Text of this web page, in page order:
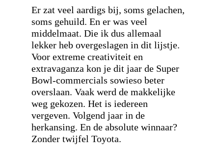
Er zat veel aardigs bij, soms gelachen,
soms gehuild. En er was veel
middelmaat. Die ik dus allemaal
lekker heb overgeslagen in dit lijstje.
Voor extreme creativiteit en
extravaganza kon je dit jaar de Super
Bowl-commercials sowieso beter
overslaan. Vaak werd de makkelijke
weg gekozen. Het is iedereen
vergeven. Volgend jaar in de
herkansing. En de absolute winnaar?
Zonder twijfel Toyota.